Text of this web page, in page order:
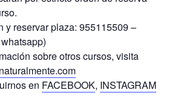
y reservar plaza: 955115509 –
sobre otros cursos, visita
en FACEBOOK, INSTAGRAM